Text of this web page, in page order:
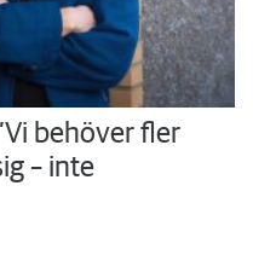
behöver fler
– inte